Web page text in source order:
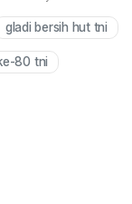
Mute
gladi bersih hut tni
80 tni